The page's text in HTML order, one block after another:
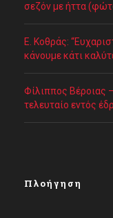
σεζόν με ήττα
Ε. Κοθράς:
κάνουμε κάτι
Φίλιππος Βέροιας
τελευταίο εντός
Πλοήγηση